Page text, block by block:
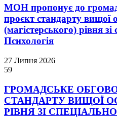
МОН пропонує до
проєкт стандарту вищої
(магістерського) рівня зі
Психологія
27 Липня 2026
59
ГРОМАДСЬКЕ
СТАНДАРТУ ВИЩОЇ
РІВНЯ ЗІ